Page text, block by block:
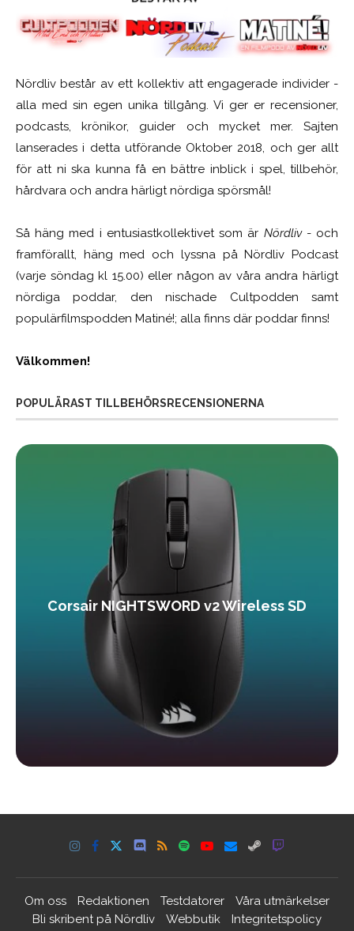
Nördliv består av ett kollektiv att engagerade individer -
alla med sin egen unika tillgång. Vi ger er recensioner,
podcasts, krönikor, guider och mycket mer. Sajten
lanserades i detta utförande Oktober 2018, och ger allt
för att ni ska kunna få en bättre inblick i spel, tillbehör,
hårdvara och andra härligt nördiga spörsmål!
Så häng med i entusiastkollektivet som är Nördliv- och
framförallt, häng med och lyssna på Nördliv Podcast
(varje söndag kl 15.00) eller någon av våra andra härligt
nördiga poddar, den nischade Cultpodden samt
populärfilmspodden Matiné!; alla finns där poddar finns!
Välkommen!
POPULÄRAST TILLBEHÖRSRECENSIONERNA
Corsair NIGHTSWORD v2 Wireless SD
Om oss Redaktionen Testdatorer
Våra utmärkelser
Bli skribent på Nördliv
Webbutik Integritetspolicy